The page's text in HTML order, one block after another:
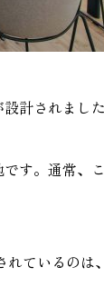
計されました
す。通常、
ているのは